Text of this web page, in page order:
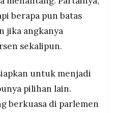
berapa pun batas
jika angkanya
sekalipun.
untuk menjadi
pilihan lain.
berkuasa di parlemen